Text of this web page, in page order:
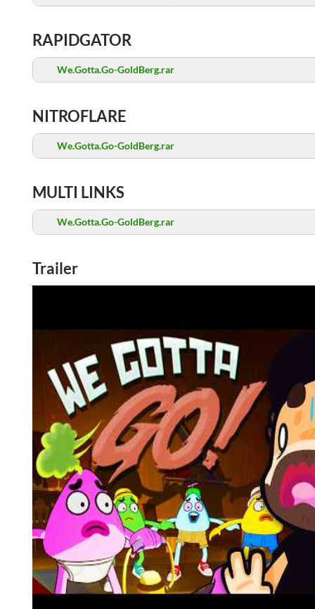
RAPIDGATOR
We.Gotta.Go-GoldBerg.rar
NITROFLARE
We.Gotta.Go-GoldBerg.rar
MULTI LINKS
We.Gotta.Go-GoldBerg.rar
Trailer